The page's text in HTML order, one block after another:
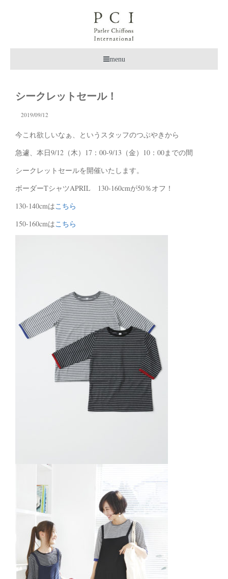
menu
シークレットセール！
2019/09/12
今これ欲しいなぁ、というスタッフのつぶやきから
急遽、本日9/12（木）17：00-9/13（金）10：00までの間
シークレットセールを開催いたします。
ボーダーTシャツAPRIL 130-160cmが50％オフ！
130-140cmはこちら
150-160cmはこちら